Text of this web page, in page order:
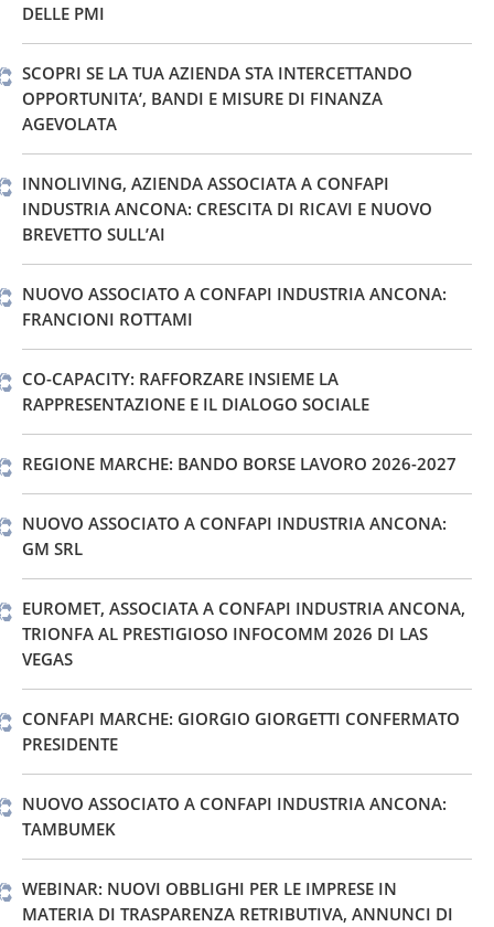
DELLE PMI
SCOPRI SE LA TUA AZIENDA STA INTERCETTANDO
OPPORTUNITA’, BANDI E MISURE DI FINANZA
AGEVOLATA
INNOLIVING, AZIENDA ASSOCIATA A CONFAPI
INDUSTRIA ANCONA: CRESCITA DI RICAVI E NUOVO
BREVETTO SULL’AI
NUOVO ASSOCIATO A CONFAPI INDUSTRIA ANCONA:
FRANCIONI ROTTAMI
CO-CAPACITY: RAFFORZARE INSIEME LA
RAPPRESENTAZIONE E IL DIALOGO SOCIALE
REGIONE MARCHE: BANDO BORSE LAVORO 2026-2027
NUOVO ASSOCIATO A CONFAPI INDUSTRIA ANCONA:
GM SRL
EUROMET, ASSOCIATA A CONFAPI INDUSTRIA ANCONA,
TRIONFA AL PRESTIGIOSO INFOCOMM 2026 DI LAS
VEGAS
CONFAPI MARCHE: GIORGIO GIORGETTI CONFERMATO
PRESIDENTE
NUOVO ASSOCIATO A CONFAPI INDUSTRIA ANCONA:
TAMBUMEK
WEBINAR: NUOVI OBBLIGHI PER LE IMPRESE IN
MATERIA DI TRASPARENZA RETRIBUTIVA, ANNUNCI DI